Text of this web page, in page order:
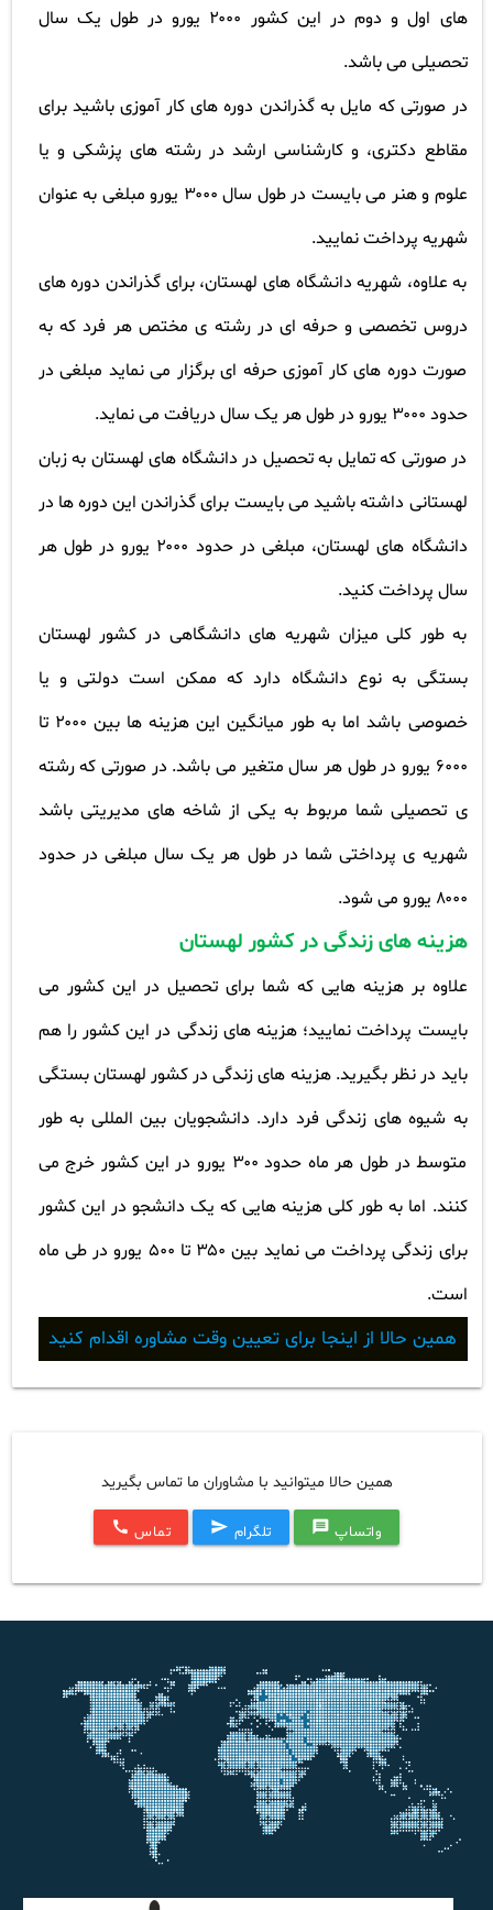
های اول و دوم در این کشور ۲۰۰۰ یورو در طول یک سال
تحصیلی می باشد.
در صورتی که مایل به گذراندن دوره های کار آموزی باشید برای
مقاطع دکتری، و کارشناسی ارشد در رشته های پزشکی و یا
علوم و هنر می بایست در طول سال ۳۰۰۰ یورو مبلغی به عنوان
شهریه پرداخت نمایید.
به علاوه، شهریه دانشگاه های لهستان، برای گذراندن دوره های
دروس تخصصی و حرفه ای در رشته ی مختص هر فرد که به
صورت دوره های کار آموزی حرفه ای برگزار می نماید مبلغی در
حدود ۳۰۰۰ یورو در طول هر یک سال دریافت می نماید.
در صورتی که تمایل به تحصیل در دانشگاه های لهستان به زبان
لهستانی داشته باشید می بایست برای گذراندن این دوره ها در
دانشگاه های لهستان، مبلغی در حدود ۲۰۰۰ یورو در طول هر
سال پرداخت کنید.
به طور کلی میزان شهریه های دانشگاهی در کشور لهستان
بستگی به نوع دانشگاه دارد که ممکن است دولتی و یا
خصوصی باشد اما به طور میانگین این هزینه ها بین ۲۰۰۰ تا
۶۰۰۰ یورو در طول هر سال متغیر می باشد. در صورتی که رشته
ی تحصیلی شما مربوط به یکی از شاخه های مدیریتی باشد
شهریه ی پرداختی شما در طول هر یک سال مبلغی در حدود
۸۰۰۰ یورو می شود.
هزینه های زندگی در کشور لهستان
علاوه بر هزینه هایی که شما برای تحصیل در این کشور می
بایست پرداخت نمایید؛ هزینه های زندگی در این کشور را هم
باید در نظر بگیرید. هزینه های زندگی در کشور لهستان بستگی
به شیوه های زندگی فرد دارد. دانشجویان بین المللی به طور
متوسط در طول هر ماه حدود ۳۰۰ یورو در این کشور خرج می
کنند. اما به طور کلی هزینه هایی که یک دانشجو در این کشور
برای زندگی پرداخت می نماید بین ۳۵۰ تا ۵۰۰ یورو در طی ماه
است.
همین حالا از اینجا برای تعیین وقت مشاوره اقدام کنید
همین حالا میتوانید با مشاوران ما تماس بگیرید
واتساپ message تلگرام send تماس call